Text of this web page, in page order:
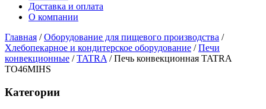
Доставка и оплата
О компании
Главная / Оборудование для пищевого производства /
Хлебопекарное и кондитерское оборудование / Печи
конвекционные / TATRA / Печь конвекционная TATRA
TO46MIHS
Категории